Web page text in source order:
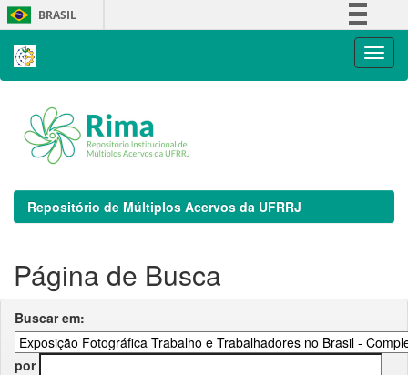
Skip
navigation
BRASIL
Repositório de Múltiplos Acervos da UFRRJ
Página de Busca
Buscar em:
por